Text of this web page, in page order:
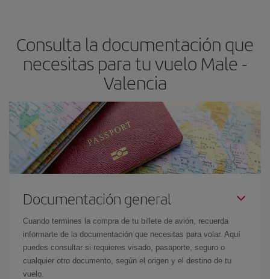
avión más baratos te saldrán. Además, si buscas los vuelos con
las fechas y los horarios del viaje un poco abiertos, podráselegir
el precio más barato.
Consulta la documentación que
necesitas para tu vuelo Male -
Valencia
Documentación general
Cuando termines la compra de tu billete de avión, recuerda
informarte de la documentación que necesitas para volar. Aquí
puedes consultar si requieres visado, pasaporte, seguro o
cualquier otro documento, según el origen y el destino de tu
vuelo.